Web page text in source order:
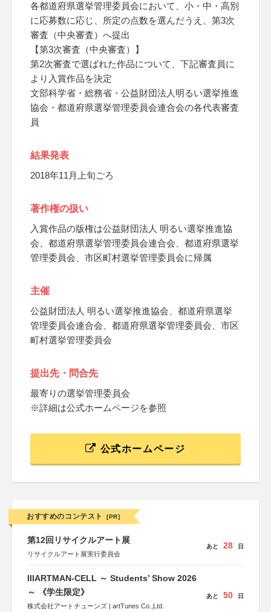
各都道府県選挙管理委員会において、小・中・高別
に応募数に応じ、所定の点数を選んだうえ、第3次
審査（中央審査）へ提出
【第3次審査（中央審査）】
第2次審査で選ばれた作品について、下記審査員に
より入賞作品を決定
文部科学省・総務省・公益財団法人明るい選挙推進
協会・都道府県選挙管理委員会連合会の各代表審査
員
結果発表
2018年11月上旬ごろ
著作権の扱い
入賞作品の版権は公益財団法人 明るい選挙推進協
会、都道府県選挙管理委員会連合会、都道府県選挙
管理委員会、市区町村選挙管理委員会に帰属
主催
公益財団法人 明るい選挙推進協会、都道府県選挙
管理委員会連合会、都道府県選挙管理委員会、市区
町村選挙管理委員会
提出先・問合先
最寄りの選挙管理委員会
※詳細は公式ホームページを参照
公式ホームページ
おすすめのコンテスト [PR]
第12回リサイクルアート展
リサイクルアート展実行委員会
あと 28 日
IIIARTMAN-CELL ～ Students’ Show 2026
～ 《学生限定》
株式会社アートチューンズ | artTunes Co.,Ltd.
あと 50 日